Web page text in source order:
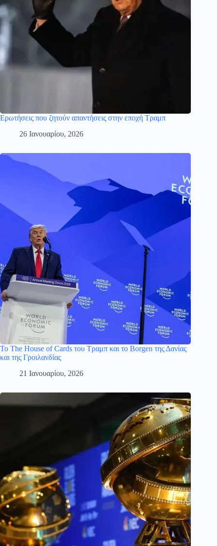
Ερωτήσεις που ζητούν απαντήσεις στην εποχή Τραμπ
26 Ιανουαρίου, 2026
Το The House of Cards του Τραμπ και το Borgen της Δανίας
και της Γροιλανδίας
21 Ιανουαρίου, 2026